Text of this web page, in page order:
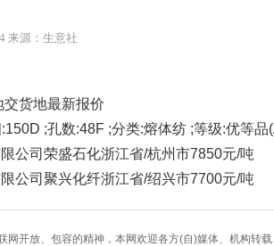
来源：生意社
交货地最新报价
;孔数:48F ;分类:熔体纺 ;等级:优等品
公司 荣盛石化浙江省/杭州市7850元/吨
公司 聚兴化纤浙江省/绍兴市7700元/吨
网开放、包容的精神，本网欢迎各方(自)媒体、机构转